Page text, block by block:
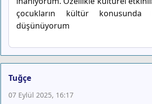
çocukların kültür konusunda
düşünüyorum
Tuğçe
07 Eylül 2025, 16:17